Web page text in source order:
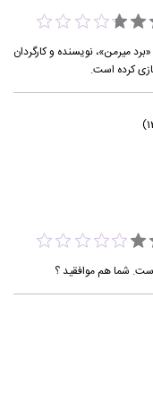
میرمن»، نویسنده و کارگردان
کرده است.
شما هم موافقید ؟